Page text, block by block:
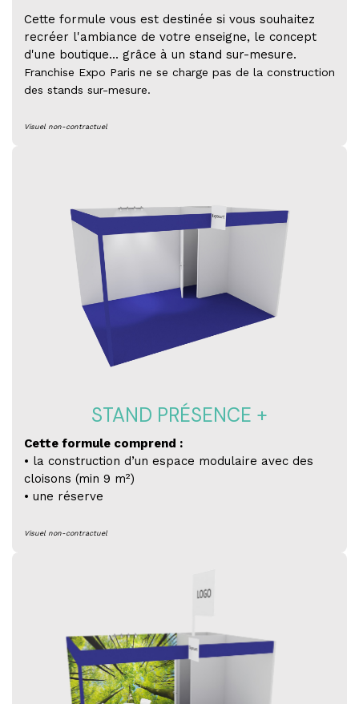
Cette formule vous est destinée si vous souhaitez
recréer l'ambiance de votre enseigne, le concept
d'une boutique... grâce à un stand sur-mesure.
Franchise Expo Paris ne se charge pas de la construction
des stands sur-mesure.
Visuel non-contractuel
STAND PRÉSENCE +
Cette formule comprend :
• la construction d’un espace modulaire avec des
cloisons (min 9 m²)
• une réserve
Visuel non-contractuel